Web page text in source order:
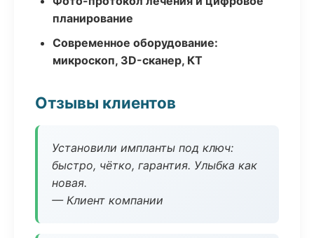
планирование
Современное оборудование:
микроскоп, 3D-сканер, КТ
Отзывы клиентов
Установили импланты под ключ:
быстро, чётко, гарантия. Улыбка как
новая.
— Клиент компании